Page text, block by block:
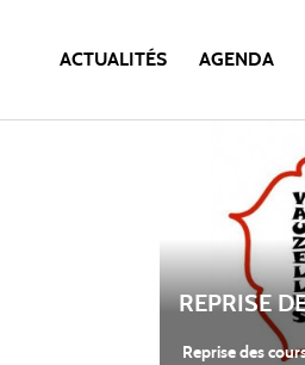
ACTUALITÉS AGENDA
Reprise des